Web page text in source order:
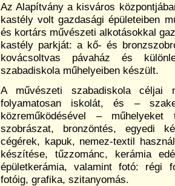
Az Alapítvány a kisváros
kastély volt gazdasági épületeiben
és kortárs művészeti alkotásokkal
kastély parkját: a kő- és
kovácsoltvas pávaház és
szabadiskola műhelyeiben készült.
A művészeti szabadiskola céljai
folyamatosan iskolát, és –
közreműködésével –
szobrászat, bronzöntés, egyedi
cégérek, kapuk, nemez-textil
készítése, tűzzománc, kerámia
épületkerámia, valamint fotó: régi
fotóig, grafika, szitanyomás.